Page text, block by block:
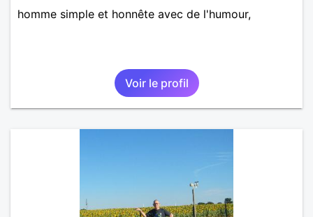
homme simple et honnête avec de l'humour,
Voir le profil